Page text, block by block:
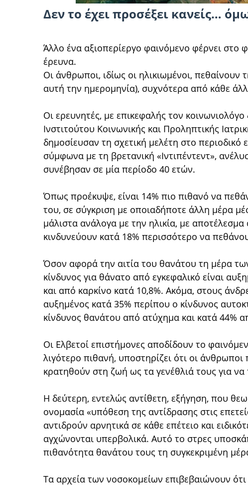
Δεν το έχει προσέξει κανείς…
Άλλο ένα αξιοπερίεργο φαινόμενο φέρνει στο
έρευνα.
Οι άνθρωποι, ιδίως οι ηλικιωμένοι,
αυτή την ημερομηνία), συχνότερα από κάθε
Οι ερευνητές, με επικεφαλής τον
Ινστιτούτου Κοινωνικής και Προληπτικής
δημοσίευσαν τη σχετική μελέτη στο περιοδικό
σύμφωνα με τη βρετανική «Ιντιπέντεντ»,
συνέβησαν σε μία περίοδο 40 ετών.
Όπως προέκυψε, είναι 14% πιο πιθανό να
του, σε σύγκριση με οποιαδήποτε άλλη μέρα
μάλιστα ανάλογα με την ηλικία, με
κινδυνεύουν κατά 18% περισσότερο να
Όσον αφορά την αιτία του θανάτου τη μέρα
κίνδυνος για θάνατο από εγκεφαλικό είναι
και από καρκίνο κατά 10,8%. Ακόμα, στους
αυξημένος κατά 35% περίπου ο κίνδυνος
κίνδυνος θανάτου από ατύχημα και κατά 44%
Οι Ελβετοί επιστήμονες αποδίδουν το
λιγότερο πιθανή, υποστηρίζει ότι οι
κρατηθούν στη ζωή ως τα γενέθλιά τους για να
Η δεύτερη, εντελώς αντίθετη, εξήγηση, που
ονομασία «υπόθεση της αντίδρασης στις
αντιδρούν αρνητικά σε κάθε επέτειο και
αγχώνονται υπερβολικά. Αυτό το στρες
πιθανότητα θανάτου τους τη συγκεκριμένη
Τα αρχεία των νοσοκομείων επιβεβαιώνουν